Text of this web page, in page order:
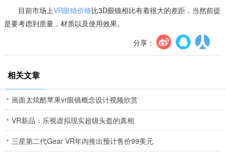
目前市场上VR眼镜价格比3D眼镜相比有着很大的差距，当然前提
是要考虑到质量，材质以及使用效果。
分享：
相关文章
画面太炫酷苹果vr眼镜概念设计视频欣赏
VR新品：乐视虚拟现实超级头盔的真相
三星第二代Gear VR年内推出预计售价99美元